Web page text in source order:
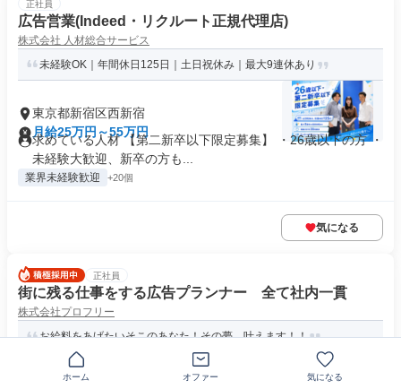
正社員
広告営業(Indeed・リクルート正規代理店)
株式会社 人材総合サービス
未経験OK｜年間休日125日｜土日祝休み｜最大9連休あり
東京都新宿区西新宿
月給25万円～55万円
求めている人材 【第二新卒以下限定募集】 ・26歳以下の方 ・
未経験大歓迎、新卒の方も...
業界未経験歓迎 +20個
気になる
正社員
街に残る仕事をする広告プランナー 全て社内一貫
株式会社プロフリー
お給料をあげたいそこのあなた！その夢、叶えます！！
〒573-1105大阪府枚方市南楠葉
ホーム オファー 気になる